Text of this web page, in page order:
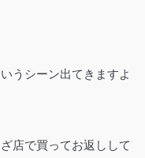
うシーン出てきますよ
店で買ってお返しして